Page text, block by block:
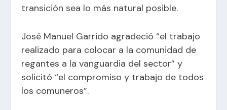
transición sea lo más natural posible.
José Manuel Garrido agradeció “el trabajo
realizado para colocar a la comunidad de
regantes a la vanguardia del sector” y
solicitó “el compromiso y trabajo de todos
los comuneros”.